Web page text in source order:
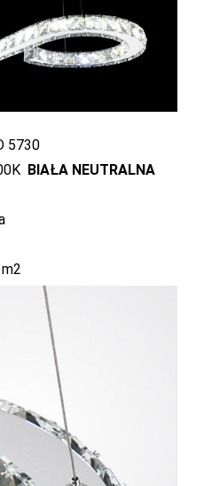
5730
BIAŁA NEUTRALNA